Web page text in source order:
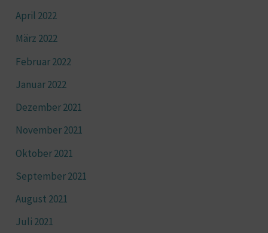
April 2022
März 2022
Februar 2022
Januar 2022
Dezember 2021
November 2021
Oktober 2021
September 2021
August 2021
Juli 2021